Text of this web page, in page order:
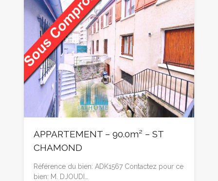
APPARTEMENT – 90.0m² – ST
CHAMOND
Référence du bien: ADK1567 Contactez pour ce
bien: M. DJOUDI…